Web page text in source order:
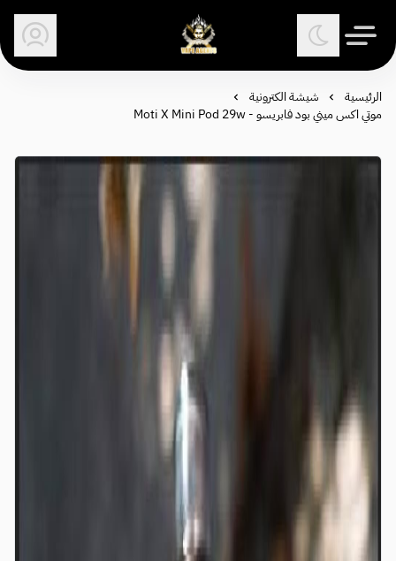
وكلاء الفيب - معتمد في
الرئيسية
شيشة الكترونية
موتي اكس ميني بود فابريسو - Moti X Mini Pod 29w